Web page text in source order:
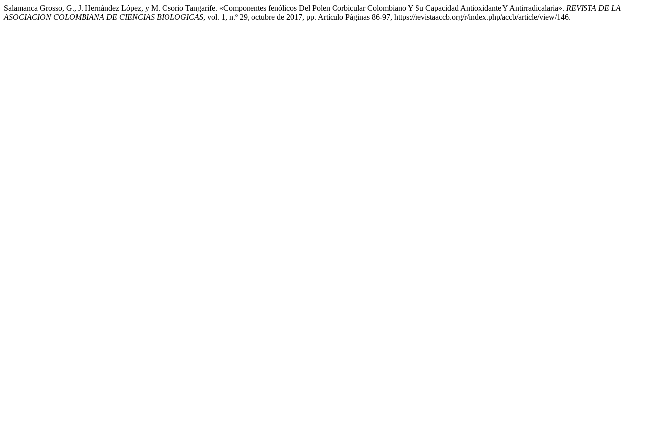
Salamanca Grosso, G., J. Hernández López, y M. Osorio Tangarife. «Componentes fenólicos Del Polen Corbicular Colombiano Y Su Capacidad Antioxidante Y Antirradicalaria». REVISTA DE LA
ASOCIACION COLOMBIANA DE CIENCIAS BIOLOGICAS, vol. 1, n.º 29, octubre de 2017, pp. Artículo Páginas 86-97, https://revistaaccb.org/r/index.php/accb/article/view/146.